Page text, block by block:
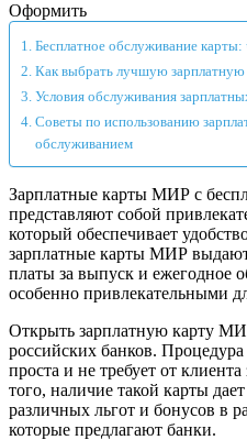
Оформить
Бесплатное обслуживание карты:
Как выбрать лучшую
Условия обслуживания
Советы по использованию
обслуживанием
Зарплатные карты МИР с
представляют собой
который обеспечивает
зарплатные карты МИР
платы за выпуск и ежегодное
особенно привлекательными
Открыть зарплатную карту
российских банков.
проста и не требует от
того, наличие такой карты
различных льгот и бонусов в
которые предлагают банки.